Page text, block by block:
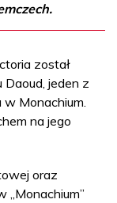
został
jeden z
Monachium.
na jego
oraz
„Monachium”